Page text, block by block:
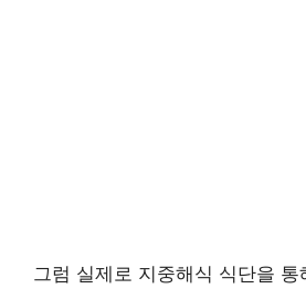
그럼 실제로 지중해식 식단을 통